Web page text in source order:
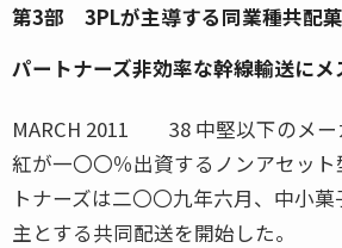
第3部 3PLが主導する同業種共配
パートナーズ非効率な幹線輸送にメ
MARCH 2011 38 中堅以下のメ
紅が一〇〇％出資するノンアセッ
トナーズは二〇〇九年六月、中小
主とする共同配送を開始した。